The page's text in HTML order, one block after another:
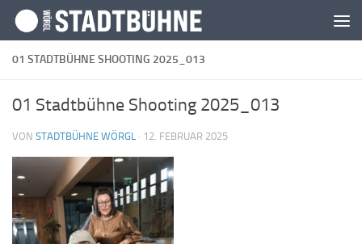
Zum Inhalt springen
01 STADTBÜHNE SHOOTING 2025_013
01 Stadtbühne Shooting 2025_013
VON STADTBÜHNE WÖRGL · 12. FEBRUAR 2025